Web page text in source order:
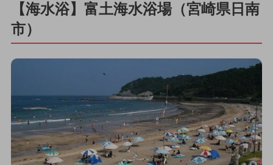
【海水浴】富土海水浴場（宮崎県日南
市）